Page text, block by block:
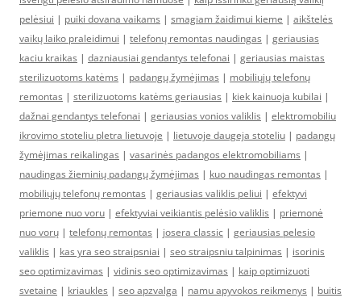
pelėsiui | puiki dovana vaikams | smagiam žaidimui kieme | aikštelės
vaikų laiko praleidimui | telefonų remontas naudingas | geriausias
kaciu kraikas | dazniausiai gendantys telefonai | geriausias maistas
sterilizuotoms katėms | padangų žymėjimas | mobiliųjų telefonų
remontas | sterilizuotoms katėms geriausias | kiek kainuoja kubilai |
dažnai gendantys telefonai | geriausias vonios valiklis | elektromobiliu
ikrovimo stoteliu pletra lietuvoje | lietuvoje daugeja stoteliu | padangų
žymėjimas reikalingas | vasarinės padangos elektromobiliams |
naudingas žieminių padangų žymėjimas | kuo naudingas remontas |
mobiliųjų telefonų remontas | geriausias valiklis peliui | efektyvi
priemone nuo voru | efektyviai veikiantis pelėsio valiklis | priemonė
nuo vorų | telefonų remontas | josera classic | geriausias pelesio
valiklis | kas yra seo straipsniai | seo straipsniu talpinimas | isorinis
seo optimizavimas | vidinis seo optimizavimas | kaip optimizuoti
svetaine | kriaukles | seo apzvalga | namu apyvokos reikmenys | buitis